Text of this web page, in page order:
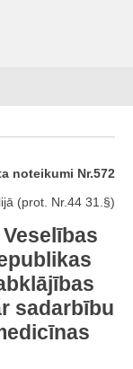
noteikumi Nr.572
(prot. Nr.44 31.§)
sadarbību